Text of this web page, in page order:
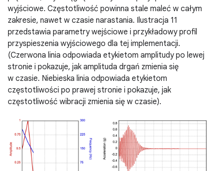
wyjściowe. Częstotliwość powinna stale maleć w całym
zakresie, nawet w czasie narastania. Ilustracja 11
przedstawia parametry wejściowe i przykładowy profil
przyspieszenia wyjściowego dla tej implementacji.
(Czerwona linia odpowiada etykietom amplitudy po lewej
stronie i pokazuje, jak amplituda drgań zmienia się
w czasie. Niebieska linia odpowiada etykietom
częstotliwości po prawej stronie i pokazuje, jak
częstotliwość wibracji zmienia się w czasie).